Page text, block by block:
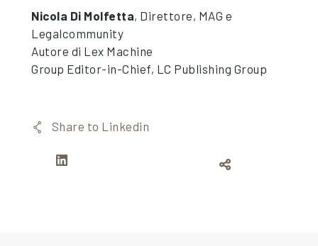
Nicola Di Molfetta, Direttore, MAG e
Legalcommunity
Autore di Lex Machine
Group Editor-in-Chief, LC Publishing Group
Share to Linkedin